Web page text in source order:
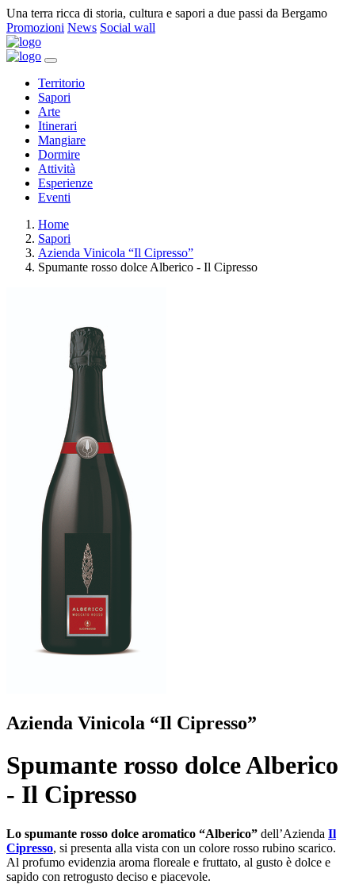
Una terra ricca di storia, cultura e sapori a due passi da Bergamo
Promozioni News Social wall
Territorio
Sapori
Arte
Itinerari
Mangiare
Dormire
Attività
Esperienze
Eventi
Home
Sapori
Azienda Vinicola “Il Cipresso”
Spumante rosso dolce Alberico - Il Cipresso
Azienda Vinicola “Il Cipresso”
Spumante rosso dolce Alberico
- Il Cipresso
Lo spumante rosso dolce aromatico “Alberico” dell’Azienda Il
Cipresso, si presenta alla vista con un colore rosso rubino scarico.
Al profumo evidenzia aroma floreale e fruttato, al gusto è dolce e
sapido con retrogusto deciso e piacevole.